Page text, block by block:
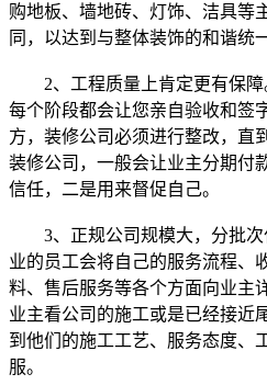
购地板、墙地砖、灯饰、洁具等
同，以达到与整体装饰的和谐统
2、工程质量上肯定更有保障
每个阶段都会让您亲自验收和签
方，装修公司必须进行整改，直
装修公司，一般会让业主分期付
信任，二是用来督促自己。
3、正规公司规模大，分批次
业的员工会将自己的服务流程、
料、售后服务等各个方面向业主
业主看公司的施工或是已经接近
到他们的施工工艺、服务态度、
服。